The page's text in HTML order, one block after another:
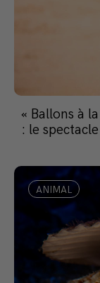
« Ballons à
: le
ANIMAL